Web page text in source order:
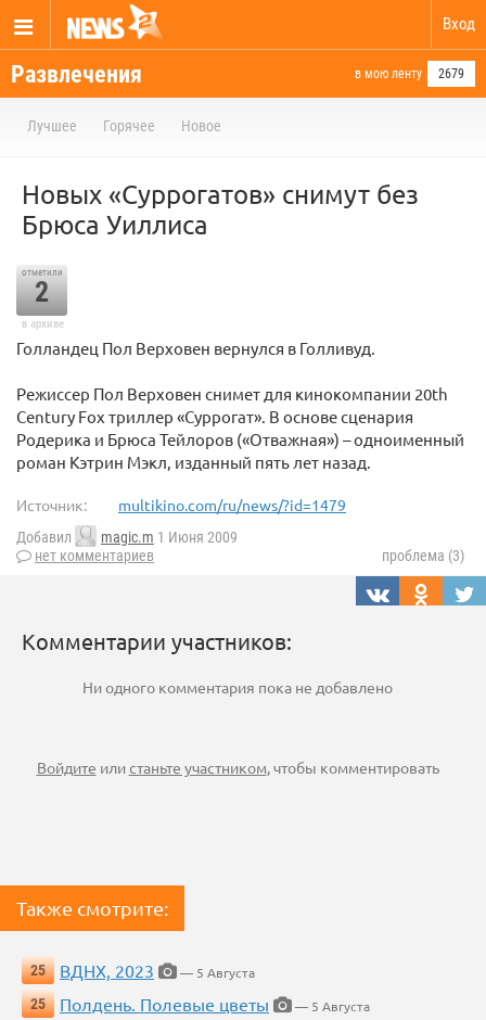
Вход
Развлечения в мою ленту 2679
Лучшее Горячее Новое
Новых «Суррогатов» снимут без
Брюса Уиллиса
отметили
2
в архиве
Голландец Пол Верховен вернулся в Голливуд.
Режиссер Пол Верховен снимет для кинокомпании 20th
Century Fox триллер «Суррогат». В основе сценария
Родерика и Брюса Тейлоров («Отважная») – одноименный
роман Кэтрин Мэкл, изданный пять лет назад.
Источник: multikino.com/ru/news/?id=1479
Добавил magic.m 1 Июня 2009
нет комментариев
проблема (3)
Комментарии участников:
Ни одного комментария пока не добавлено
Войдите илистаньте участником, чтобы комментировать
Также смотрите:
25 ВДНХ, 2023
— 5 Августа
25
Полдень. Полевые цветы
— 5 Августа